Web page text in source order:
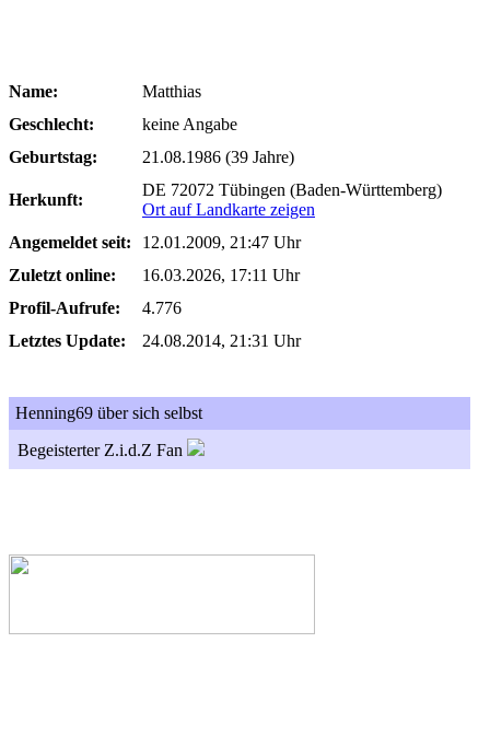
Name:
Matthias
Geschlecht:
keine Angabe
Geburtstag:
21.08.1986 (39 Jahre)
Herkunft:
DE 72072 Tübingen (Baden-Württemberg)
Ort auf Landkarte zeigen
Angemeldet seit:
12.01.2009, 21:47 Uhr
Zuletzt online:
16.03.2026, 17:11 Uhr
Profil-Aufrufe:
4.776
Letztes Update:
24.08.2014, 21:31 Uhr
Henning69 über sich selbst
Begeisterter Z.i.d.Z Fan